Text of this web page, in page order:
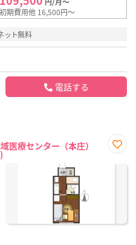
初期費用他 16,500円～
ット無料
電話する
医療センター（本庄）
に入